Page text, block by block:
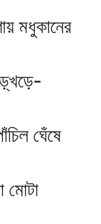
ঘেঁষে
মোটা